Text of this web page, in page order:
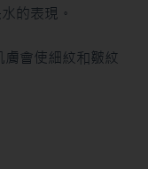
的表現。
會使細紋和皺紋